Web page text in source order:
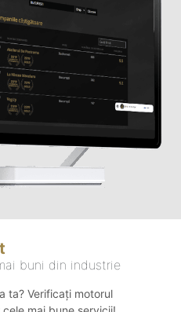
buni din industrie
ta? Verificați motorul